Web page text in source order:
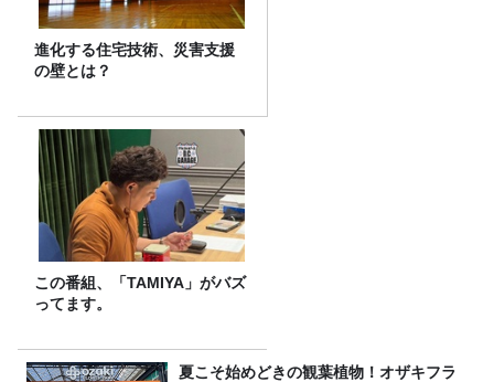
進化する住宅技術、災害支援
の壁とは？
この番組、「TAMIYA」がバズ
ってます。
夏こそ始めどきの観葉植物！オザキフラ